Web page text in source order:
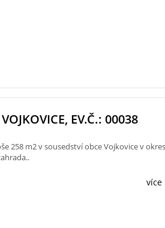
EV.Č.: 00038
258 m2 v sousedství obce Vojkovice v
více